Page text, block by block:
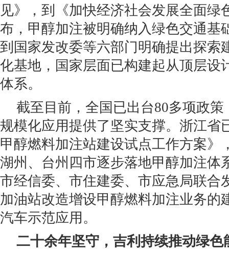
见》，到《加快经济社会发展全面绿
布，甲醇加注被明确纳入绿色交通基
到国家发改委等六部门明确提出探索
化基地，国家层面已构建起从顶层设
体系。
截至目前，全国已出台80多项政
规模化应用提供了坚实支撑。浙江省
甲醇燃料加注站建设试点工作方案》
湖州、台州四市逐步落地甲醇加注体
市经信委、市住建委、市应急局联合
加油站改造增设甲醇燃料加注业务的
汽车示范应用。
二十余年坚守，吉利持续推动绿色